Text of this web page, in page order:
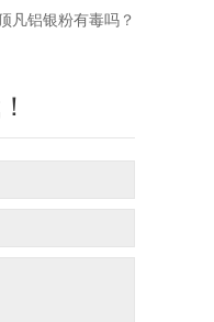
凡铝银粉有毒吗？